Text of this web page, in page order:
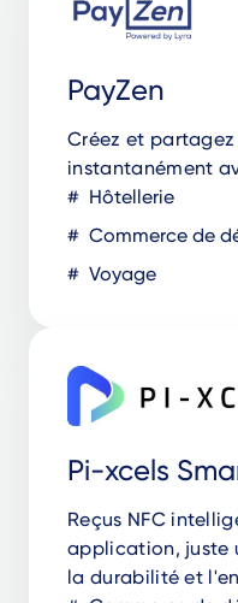
PayZen
Créez et
instantanément
Hôtellerie
Commerce de
Voyage
Pi-xcels
Reçus NFC
application, juste
la durabilité et